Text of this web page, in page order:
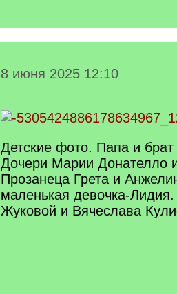
8 июня 2025 12:10
Детские фото. Папа и брат
Дочери Марии Донателло
Прозанеца Грета и
маленькая девочка-
Жуковой и Вячеслава